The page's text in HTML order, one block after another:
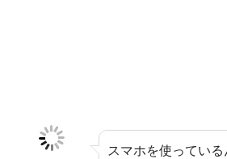
スマホを使ってい